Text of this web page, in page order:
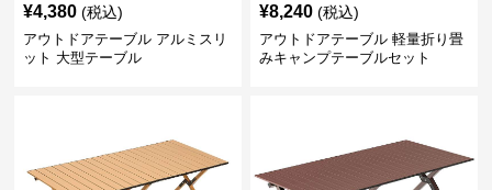
¥4,380 (税込)
アウトドアテーブル アルミスリ
ット 大型テーブル
¥8,240 (税込)
アウトドアテーブル 軽量折り畳
みキャンプテーブルセット